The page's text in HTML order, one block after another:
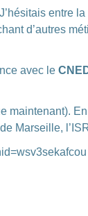
entre la
d’autres
avec le
Marseille,